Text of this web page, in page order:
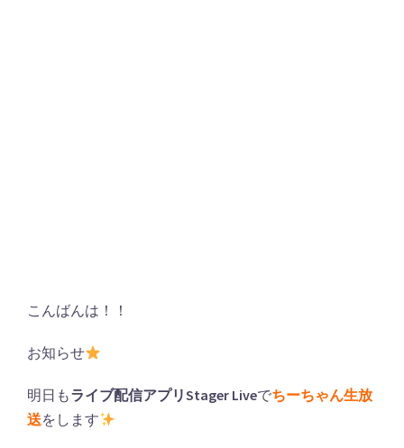
こんばんは！！
お知らせ
明日もライブ配信アプリStager Liveでちーちゃん生放
送をします